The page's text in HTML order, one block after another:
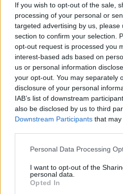
If you wish to opt-out of the sale,
processing of your personal or
targeted advertising by us, please
section to confirm your selection.
opt-out request is processed you
interest-based ads based on
us or personal information
your opt-out. You may separately
disclosure of your personal
IAB’s list of downstream
also be disclosed by us to third
Downstream Participants that
Please note that this website/app
not limited to your visit or usage
grant or deny consent to Google
use your data for below specified
Personal Data Processing
I want to opt-out of the
personal data.
Opted In
múzeumshopokban és
könyvesboltokban
folyóiratot.
A kiadvány 2009-ben már
Typographia arany
ugyanabban az évben a
az Év Magazinja lett.
A MúzeumCafé
vezetője Salát Zalán
Viktor és Németh Dániel
A kiadvány